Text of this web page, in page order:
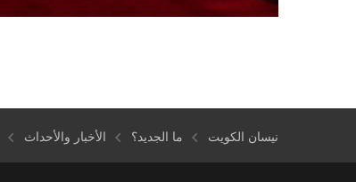
نيسان الكويت ما الجديد؟ الأخبار والأحداث